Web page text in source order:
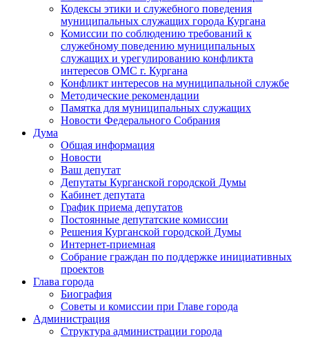
Кодексы этики и служебного поведения
муниципальных служащих города Кургана
Комиссии по соблюдению требований к
служебному поведению муниципальных
служащих и урегулированию конфликта
интересов ОМС г. Кургана
Конфликт интересов на муниципальной службе
Методические рекомендации
Памятка для муниципальных служащих
Новости Федерального Cобрания
Дума
Общая информация
Новости
Ваш депутат
Депутаты Курганской городской Думы
Кабинет депутата
График приема депутатов
Постоянные депутатские комиссии
Решения Курганской городской Думы
Интернет-приемная
Собрание граждан по поддержке инициативных
проектов
Глава города
Биография
Советы и комиссии при Главе города
Администрация
Структура администрации города